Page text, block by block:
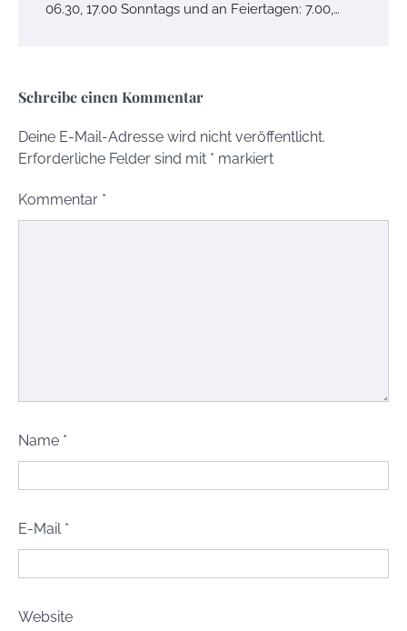
06.30, 17.00 Sonntags und an Feiertagen: 7.00,…
Schreibe einen Kommentar
Deine E-Mail-Adresse wird nicht veröffentlicht.
Erforderliche Felder sind mit * markiert
Kommentar *
Name *
E-Mail *
Website